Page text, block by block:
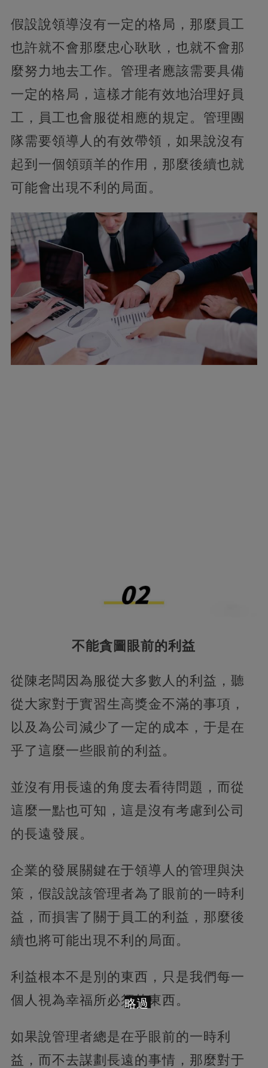
假設說領導沒有一定的格局，那麼員工
也許就不會那麼忠心耿耿，也就不會那
麼努力地去工作。管理者應該需要具備
一定的格局，這樣才能有效地治理好員
工，員工也會服從相應的規定。管理團
隊需要領導人的有效帶領，如果說沒有
起到一個領頭羊的作用，那麼後續也就
可能會出現不利的局面。
不能貪圖眼前的利益
從陳老闆因為服從大多數人的利益，聽
從大家對于實習生高獎金不滿的事項，
以及為公司減少了一定的成本，于是在
乎了這麼一些眼前的利益。
並沒有用長遠的角度去看待問題，而從
這麼一點也可知，這是沒有考慮到公司
的長遠發展。
企業的發展關鍵在于領導人的管理與決
策，假設說該管理者為了眼前的一時利
益，而損害了關于員工的利益，那麼後
續也將可能出現不利的局面。
利益根本不是別的東西，只是我們每一
個人視為幸福所必須的東西。
如果說管理者總是在乎眼前的一時利
益，而不去謀劃長遠的事情，那麼對于
略過